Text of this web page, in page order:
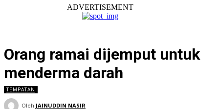
ADVERTISEMENT
Orang ramai dijemput untuk
menderma darah
TEMPATAN
Oleh JAINUDDIN NASIR